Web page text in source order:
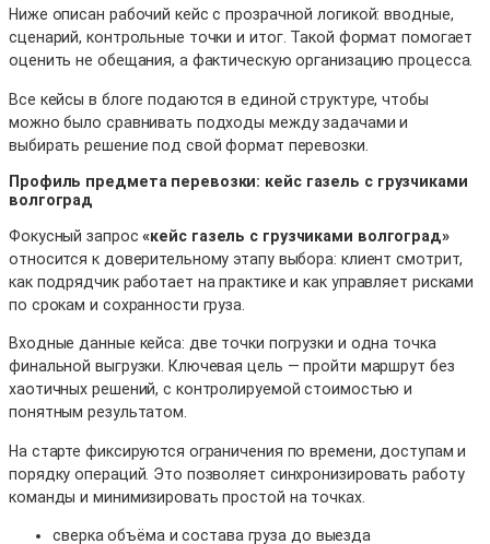
Ниже описан рабочий кейс с прозрачной логикой: вводные,
сценарий, контрольные точки и итог. Такой формат помогает
оценить не обещания, а фактическую организацию процесса.
Все кейсы в блоге подаются в единой структуре, чтобы
можно было сравнивать подходы между задачами и
выбирать решение под свой формат перевозки.
Профиль предмета перевозки: кейс газель с грузчиками
волгоград
Фокусный запрос«кейс газель с грузчиками волгоград»
относится к доверительному этапу выбора: клиент смотрит,
как подрядчик работает на практике и как управляет рисками
по срокам и сохранности груза.
Входные данные кейса: две точки погрузки и одна точка
финальной выгрузки. Ключевая цель — пройти маршрут без
хаотичных решений, с контролируемой стоимостью и
понятным результатом.
На старте фиксируются ограничения по времени, доступам и
порядку операций. Это позволяет синхронизировать работу
команды и минимизировать простой на точках.
сверка объёма и состава груза до выезда